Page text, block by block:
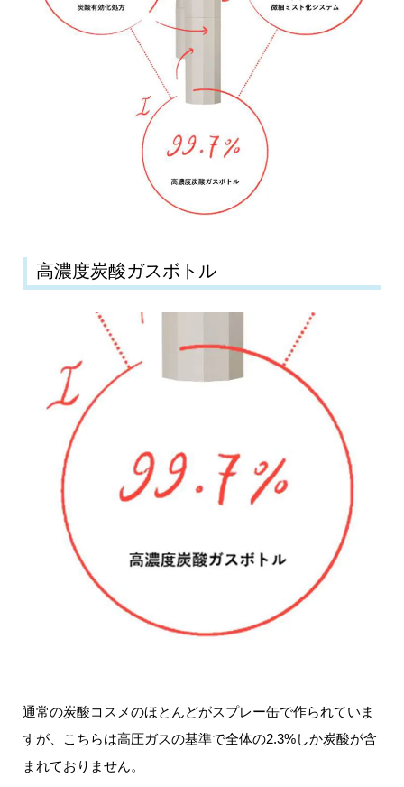
高濃度炭酸ガスボトル
通常の炭酸コスメのほとんどがスプレー缶で作られていま
すが、こちらは高圧ガスの基準で全体の2.3%しか炭酸が含
まれておりません。